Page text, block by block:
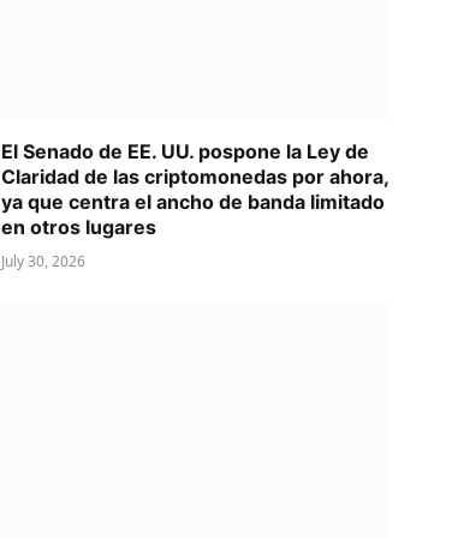
El Senado de EE. UU. pospone la Ley de
Claridad de las criptomonedas por ahora,
ya que centra el ancho de banda limitado
en otros lugares
July 30, 2026